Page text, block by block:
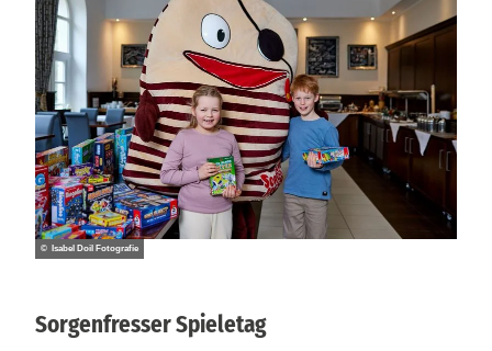
© Isabel Doil Fotografie
Sorgenfresser Spieletag